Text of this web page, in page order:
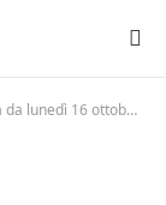
a lunedì 18 dicembre